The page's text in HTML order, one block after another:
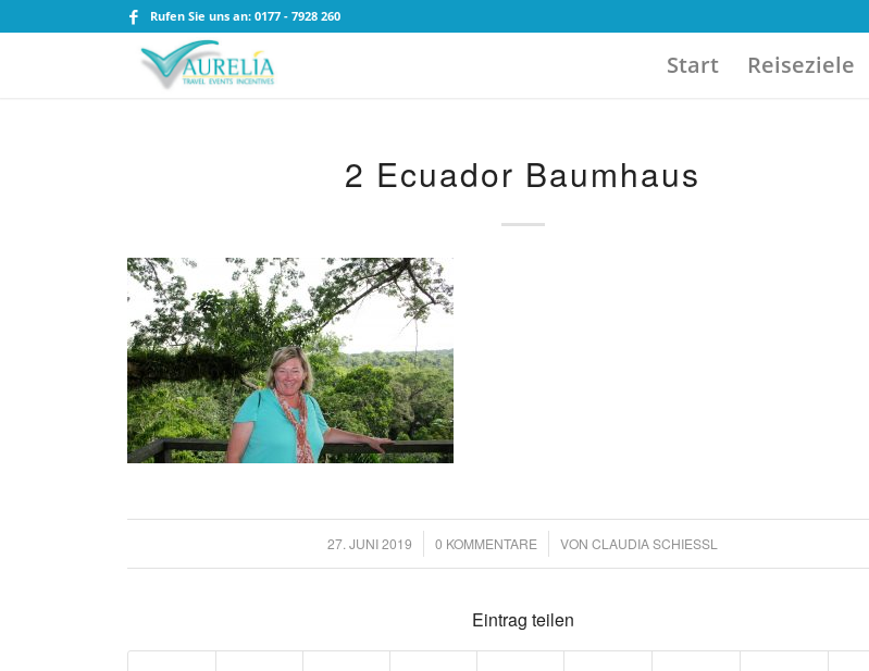
Rufen Sie uns an: 0177 - 7928 260
Start Reiseziele
2 Ecuador Baumhaus
27. JUNI 2019
/ 0 KOMMENTARE
/ VONCLAUDIA SCHIESSL
Eintrag teilen